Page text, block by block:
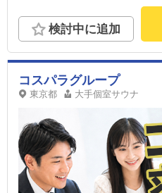
検討中に追加
コスパラグループ
東京都 大手個室サウナ